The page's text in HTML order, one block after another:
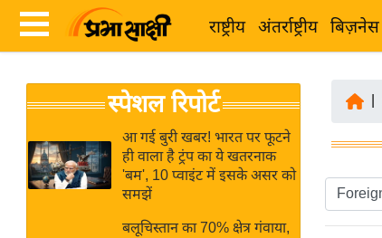
राष्ट्रीय अंतर्राष्ट्रीय बिज़नेस
News
Hindi
ख
ब
र
स्पेशल रिपोर्ट
आ गई बुरी खबर! भारत पर फूटने
ही वाला है ट्रंप का ये खतरनाक
'बम', 10 प्वाइंट में इसके असर को
समझें
बलूचिस्तान का 70% क्षेत्र गंवाया,